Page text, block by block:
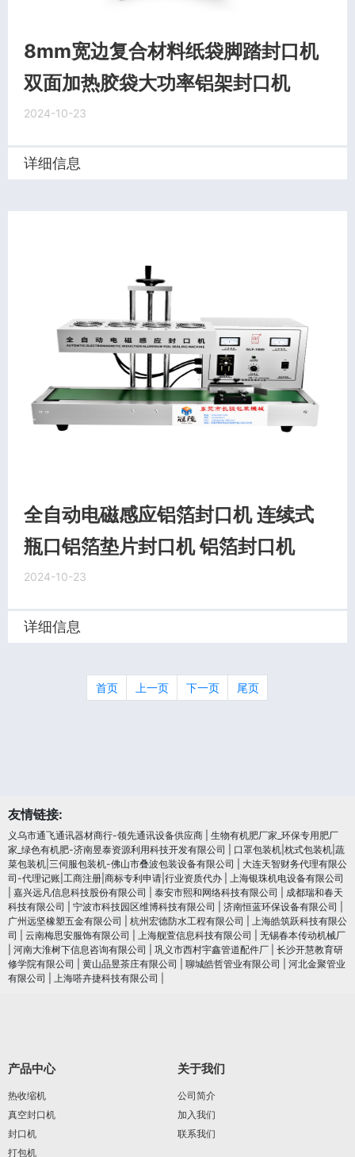
8mm宽边复合材料纸袋脚踏封口机
双面加热胶袋大功率铝架封口机
2024-10-23
详细信息
全自动电磁感应铝箔封口机 连续式
瓶口铝箔垫片封口机 铝箔封口机
2024-10-23
详细信息
首页 上一页 下一页 尾页
友情链接:
义乌市通飞通讯器材商行-领先通讯设备供应商
生物有机肥厂家_环保专用肥厂
家_绿色有机肥-济南昱泰资源利用科技开发有限公司
口罩包装机|枕式包装机|蔬
菜包装机|三伺服包装机-佛山市叠波包装设备有限公司
大连天智财务代理有限公
司-代理记账|工商注册|商标专利申请|行业资质代办
上海银珠机电设备有限公司
嘉兴远凡信息科技股份有限公司 泰安市熙和网络科技有限公司
成都瑞和春天
科技有限公司
宁波市科技园区维博科技有限公司 济南恒蓝环保设备有限公司
广州远坚橡塑五金有限公司
杭州宏德防水工程有限公司
上海皓筑跃科技有限公
司
云南梅思安服饰有限公司 上海舰萱信息科技有限公司
无锡春本传动机械厂
河南大淮树下信息咨询有限公司 巩义市西村宇鑫管道配件厂
长沙开慧教育研
修学院有限公司
黄山品昱茶庄有限公司 聊城皓哲管业有限公司
河北金聚管业
有限公司
上海嗒卉捷科技有限公司
产品中心
热收缩机
真空封口机
封口机
打包机
关于我们
公司简介
加入我们
联系我们